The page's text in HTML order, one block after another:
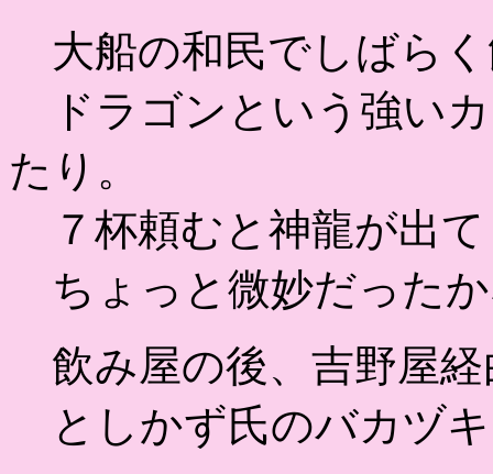
大船の和民でしばら
ドラゴンという強い
たり。
７杯頼むと神龍が出
ちょっと微妙だった
飲み屋の後、吉野屋経
としかず氏のバカヅ